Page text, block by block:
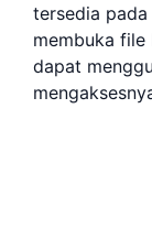
tersedia
membuka file
dapat